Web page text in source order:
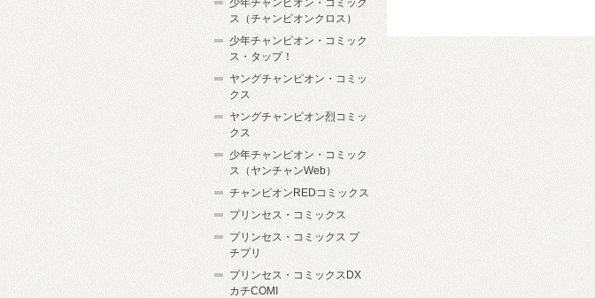
少年チャンピオン・コミック
ス（チャンピオンクロス）
少年チャンピオン・コミック
ス・タップ！
ヤングチャンピオン・コミッ
クス
ヤングチャンピオン烈コミッ
クス
少年チャンピオン・コミック
ス（ヤンチャンWeb）
チャンピオンREDコミックス
プリンセス・コミックス
プリンセス・コミックス プ
チプリ
プリンセス・コミックスDX
カチCOMI